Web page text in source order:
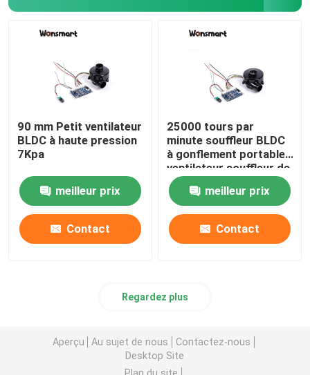
90 mm Petit ventilateur
BLDC à haute pression
7Kpa
meilleur prix
Contact
25000 tours par
minute souffleur BLDC
à gonflement portable
ventilateur souffleur de
matelas 24VDC
meilleur prix
Contact
Regardez plus
Aperçu Au sujet de nous
Contactez-nous
Desktop Site
Plan du site